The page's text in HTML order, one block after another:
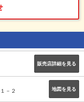
販売店詳細を見る
地図を見る
－２